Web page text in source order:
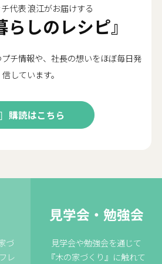
代表 浪江がお届けする
らしのレシピ』
チ情報や、社長の想いをほぼ毎日発
信しています。
購読はこちら
づ
レ
見学会・勉強会
見学会や勉強会を通じて
『木の家づくり』に触れて